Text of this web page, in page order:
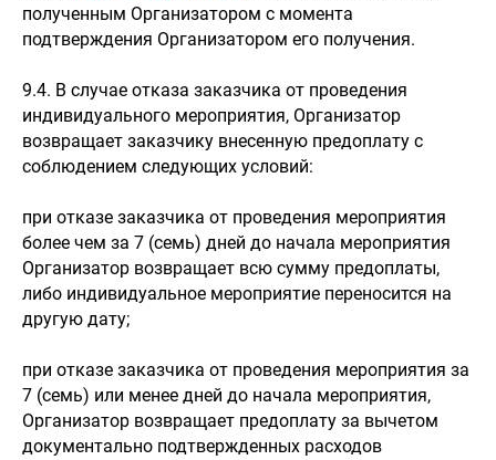
полученным Организатором с момента
подтверждения Организатором его получения.
9.4. В случае отказа заказчика от проведения
индивидуального мероприятия, Организатор
возвращает заказчику внесенную предоплату с
соблюдением следующих условий:
при отказе заказчика от проведения мероприятия
более чем за 7 (семь) дней до начала мероприятия
Организатор возвращает всю сумму предоплаты,
либо индивидуальное мероприятие переносится на
другую дату;
при отказе заказчика от проведения мероприятия за
7 (семь) или менее дней до начала мероприятия,
Организатор возвращает предоплату за вычетом
документально подтвержденных расходов